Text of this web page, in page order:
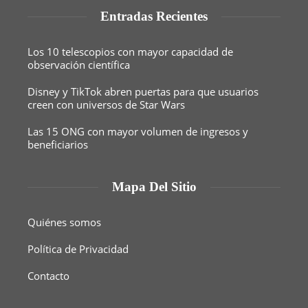
Entradas Recientes
Los 10 telescopios con mayor capacidad de
observación científica
Disney y TikTok abren puertas para que usuarios
creen con universos de Star Wars
Las 15 ONG con mayor volumen de ingresos y
beneficiarios
Mapa Del Sitio
Quiénes somos
Política de Privacidad
Contacto